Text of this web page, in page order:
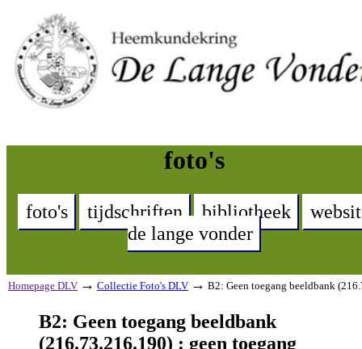
foto's
foto's tijdschriften bibliotheek
de lange vonder
Homepage DLV → Collectie Foto's DLV → B2: Geen toegang beeldbank
B2: Geen toegang beeldbank
(216.73.216.190) : geen toegang